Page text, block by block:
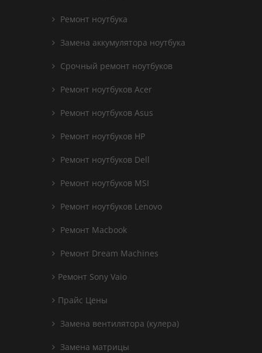
Ремонт ноутбука
Замена аккумулятора ноутбука
Срочный ремонт ноутбуков
Ремонт ноутбуков Acer
Ремонт ноутбуков Asus
Ремонт ноутбуков HP
Ремонт ноутбуков Dell
Ремонт ноутбуков MSI
Ремонт ноутбуков Lenovo
Ремонт Macbook
Ремонт Dream Machines
Ремонт Sony Vaio
Прайс Цены
Замена вентилятора (кулера)
Замена матрицы